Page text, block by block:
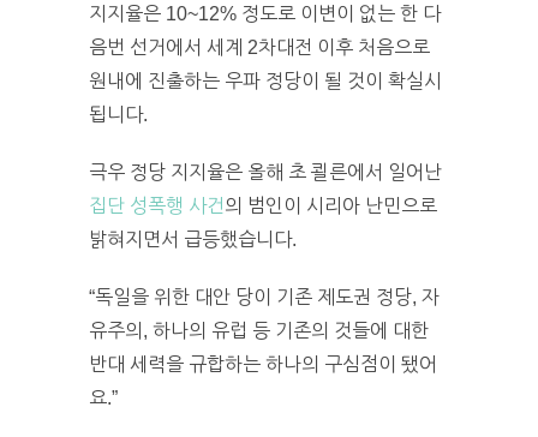
지지율은 10~12% 정도로 이변이 없는 한 다
음번 선거에서 세계 2차대전 이후 처음으로
원내에 진출하는 우파 정당이 될 것이 확실시
됩니다.
극우 정당 지지율은 올해 초 쾰른에서 일어난
집단 성폭행 사건의 범인이 시리아 난민으로
밝혀지면서 급등했습니다.
“독일을 위한 대안 당이 기존 제도권 정당, 자
유주의, 하나의 유럽 등 기존의 것들에 대한
반대 세력을 규합하는 하나의 구심점이 됐어
요.”